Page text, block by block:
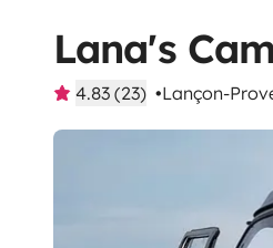
Lana's
4.83 (23) Lançon-